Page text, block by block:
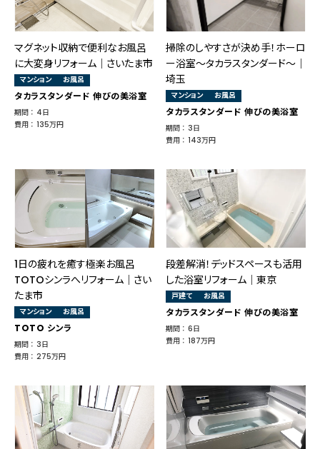
マグネット収納で便利なお風呂
に大変身リフォーム｜さいたま市
マンション お風呂
タカラスタンダード 伸びの美浴室
期間 ： 4日
費用 ： 135万円
掃除のしやすさが決め手！ホーロ
ー浴室～タカラスタンダード～｜
埼玉
マンション お風呂
タカラスタンダード 伸びの美浴室
期間 ： 3日
費用 ： 143万円
1日の疲れを癒す極楽お風呂
TOTOシンラへリフォーム｜さい
たま市
マンション お風呂
TOTO シンラ
期間 ： 3日
費用 ： 275万円
段差解消！デッドスペースも活用
した浴室リフォーム│東京
戸建て お風呂
タカラスタンダード 伸びの美浴室
期間 ： 6日
費用 ： 187万円